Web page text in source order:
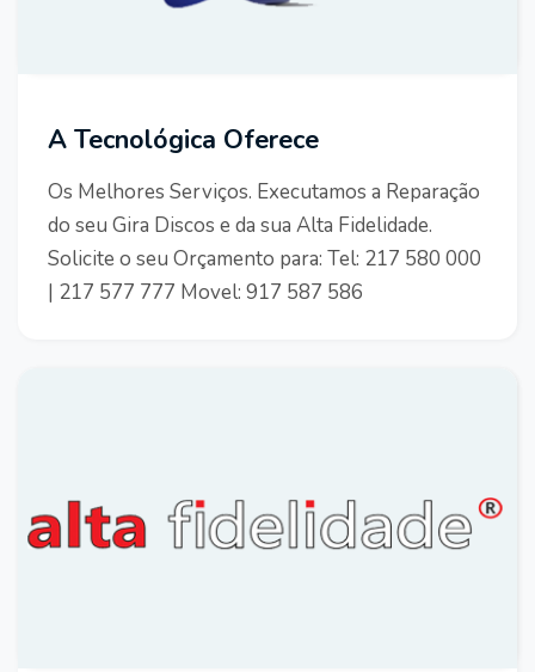
A Tecnológica Oferece
Os Melhores Serviços. Executamos a Reparação
do seu Gira Discos e da sua Alta Fidelidade.
Solicite o seu Orçamento para: Tel: 217 580 000
| 217 577 777 Movel: 917 587 586